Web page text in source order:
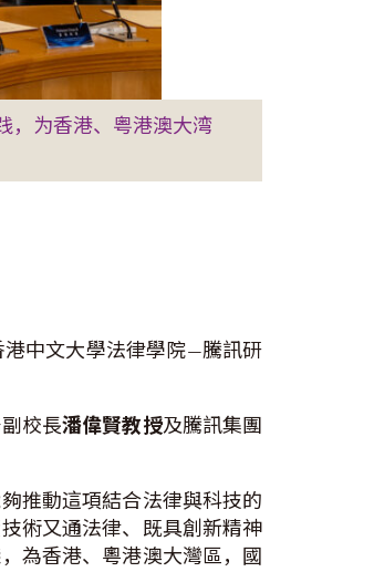
，为香港、粤港澳大湾
中文大學法律學院—騰訊研
校長潘偉賢教授及騰訊集團
推動這項結合法律與科技的
術又通法律、既具創新精神
為香港、粵港澳大灣區，國